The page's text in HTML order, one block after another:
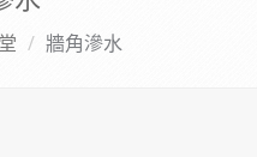
牆角滲水